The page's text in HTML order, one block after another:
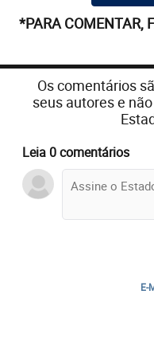
Conforme o boletim,
repentinamente, e
Perrella para extrair
Deliberativo. Ao
demitida pela esposa
inclusive, chamou
*PARA COMENTAR,
Os comentários
seus autores e
Leia 0 comentários
E-